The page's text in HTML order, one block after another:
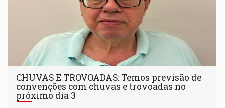
CHUVAS E TROVOADAS: Temos previsão de
convenções com chuvas e trovoadas no
próximo dia 3